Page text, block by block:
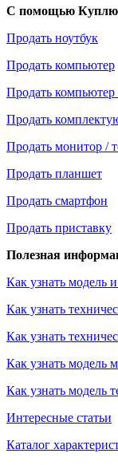
С помощью
Продать ноутбук
Продать компьютер
Продать
Продать
Продать монитор /
Продать планшет
Продать смартфон
Продать приставку
Полезная
Как узнать модель
Как узнать
Как узнать
Как узнать модель
Как узнать модель
Интересные статьи
Каталог